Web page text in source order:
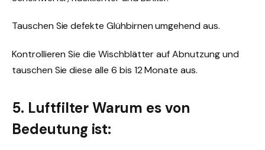
Tauschen Sie defekte Glühbirnen umgehend aus.
Kontrollieren Sie die Wischblätter auf Abnutzung und
tauschen Sie diese alle 6 bis 12 Monate aus.
5. Luftfilter Warum es von
Bedeutung ist: